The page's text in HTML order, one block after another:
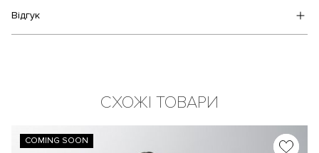
Відгук
СХОЖІ ТОВАРИ
COMING SOON